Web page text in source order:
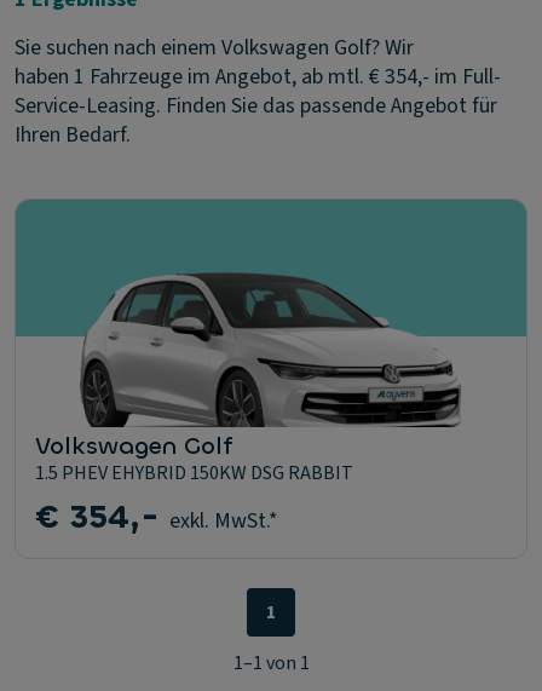
Sie suchen nach einem Volkswagen Golf? Wir
haben 1 Fahrzeuge im Angebot, ab mtl. € 354,- im Full-
Service-Leasing. Finden Sie das passende Angebot für
Ihren Bedarf.
Volkswagen Golf
1.5 PHEV EHYBRID 150KW DSG RABBIT
€ 354,- exkl. MwSt.*
1
1–1 von 1